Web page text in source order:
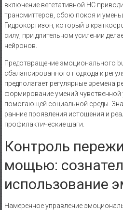
включение вегетативной НС
трансмиттеров, сбою покоя и
Гидрокортизон, который в
силу, при длительном усилении
нейронов.
Предотвращение эмоционального
сбалансированного подхода к
предполагает регулярные времена
формирование умений чувственной
помогающей социальной среды.
ранние проявления истощения и
профилактические шаги.
Контроль
мощью:
использование
Намеренное управление